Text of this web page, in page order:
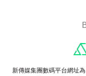
新傳媒集團數碼平台網址為